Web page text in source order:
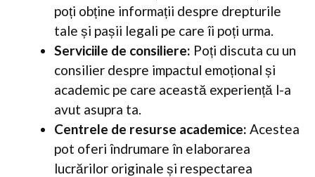
poți obține informații despre drepturile
tale și pașii legali pe care îi poți urma.
Serviciile de consiliere: Poți discuta cu un
consilier despre impactul emoțional și
academic pe care această experiență l-a
avut asupra ta.
Centrele de resurse academice: Acestea
pot oferi îndrumare în elaborarea
lucrărilor originale și respectarea